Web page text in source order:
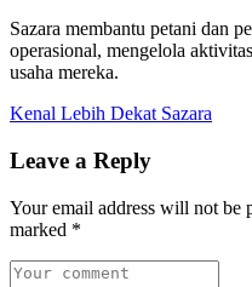
Sazara membantu petani dan
operasional, mengelola
usaha mereka.
Kenal Lebih Dekat Sazara
Leave a Reply
Your email address will not be
marked *